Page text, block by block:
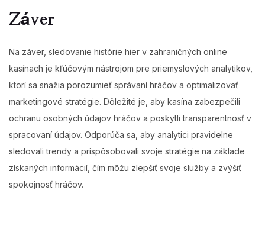
Záver
Na záver, sledovanie histórie hier v zahraničných online
kasínach je kľúčovým nástrojom pre priemyslových analytikov,
ktorí sa snažia porozumieť správaní hráčov a optimalizovať
marketingové stratégie. Dôležité je, aby kasína zabezpečili
ochranu osobných údajov hráčov a poskytli transparentnosť v
spracovaní údajov. Odporúča sa, aby analytici pravidelne
sledovali trendy a prispôsobovali svoje stratégie na základe
získaných informácií, čím môžu zlepšiť svoje služby a zvýšiť
spokojnosť hráčov.